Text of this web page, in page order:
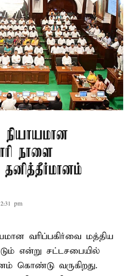
நியாயமான
நாளை
pm
வரிப்பகிர்வை மத்திய
என்று சட்டசபையில்
கொண்டு வருகிறது.